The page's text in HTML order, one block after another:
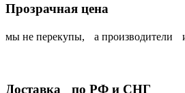
Прозрачная цена
мы не перекупы, а производители
Доставка по РФ и СНГ